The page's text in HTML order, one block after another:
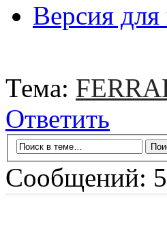
Версия для
Тема:
Ответить
Сообщений: